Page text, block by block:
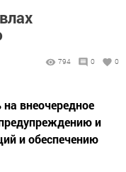
794 0 0
на внеочередное
и
и обеспечению